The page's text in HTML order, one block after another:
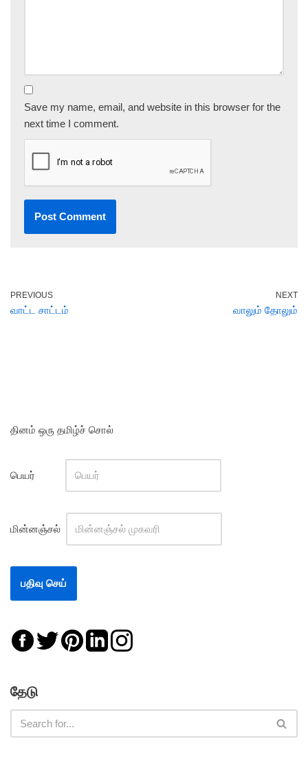
Save my name, email, and website in this browser for the
next time I comment.
PREVIOUS
வாட்ட சாட்டம்
NEXT
வாலும் தோலும்
தினம் ஒரு தமிழ்ச் சொல்
பெயர்
மின்னஞ்சல்
தேடு